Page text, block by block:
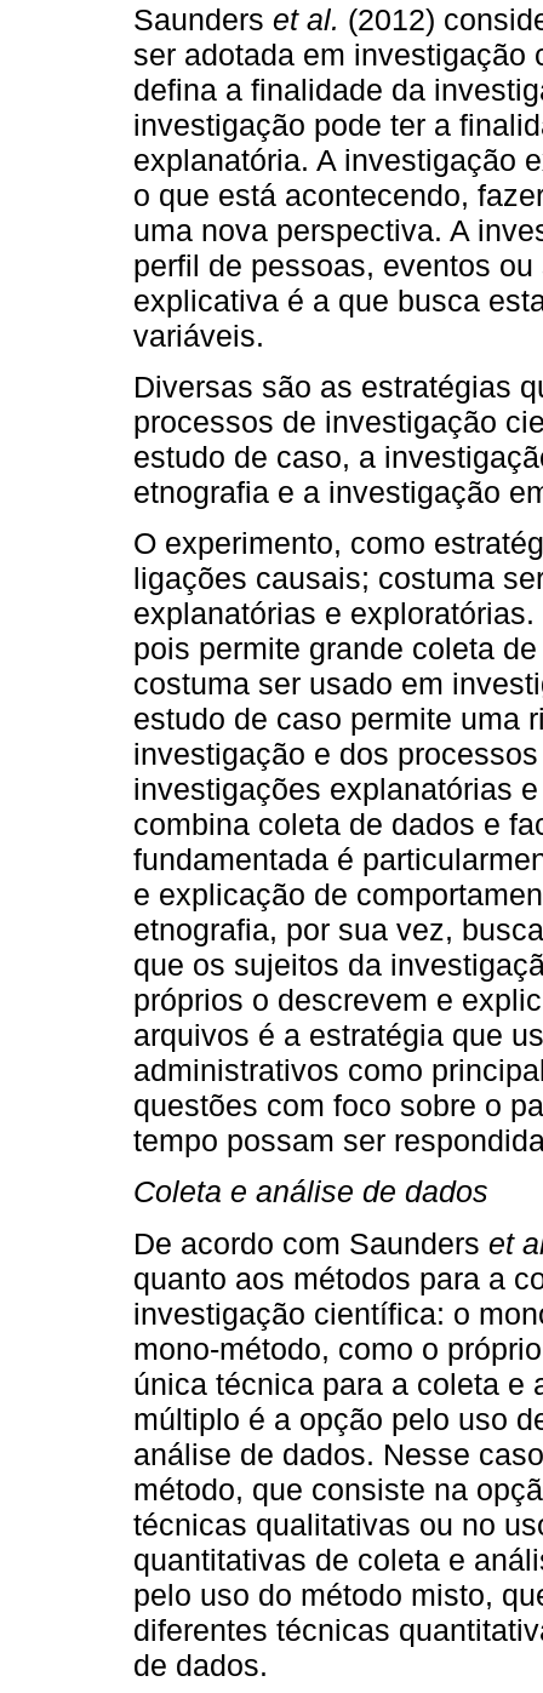
Saunders et al. (2012)
ser adotada em
defina a finalidade da
investigação pode ter a
explanatória. A investigação
o que está acontecendo,
uma nova perspectiva. A
perfil de pessoas, eventos
explicativa é a que busca
variáveis.
Diversas são as estratégias
processos de investigação
estudo de caso, a
etnografia e a investigação
O experimento, como
ligações causais; costuma
explanatórias e
pois permite grande coleta
costuma ser usado em
estudo de caso permite uma
investigação e dos
investigações explanatórias
combina coleta de dados e
fundamentada é
e explicação de
etnografia, por sua vez,
que os sujeitos da
próprios o descrevem e
arquivos é a estratégia que
administrativos como
questões com foco sobre o
tempo possam ser
Coleta e análise de dados
De acordo com Saunders et
quanto aos métodos para a
investigação científica: o
mono-método, como o
única técnica para a coleta e
múltiplo é a opção pelo uso
análise de dados. Nesse
método, que consiste na
técnicas qualitativas ou no
quantitativas de coleta e
pelo uso do método misto,
diferentes técnicas
de dados.